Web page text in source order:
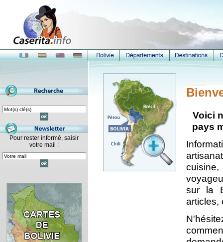
Pour rester informé, saisir
votre mail :
Voici
pays
sur la
articles,